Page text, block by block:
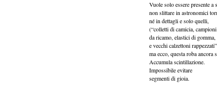
Vuole solo essere presente a
non slittare in astronomici
né in dettagli e solo quelli,
(“colletti di camicia,
da ricamo, elastici di gomma,
e vecchi calzettoni
ma ecco, questa roba ancora
Accumula scintillazione.
Impossibile evitare
segmenti di gioia.